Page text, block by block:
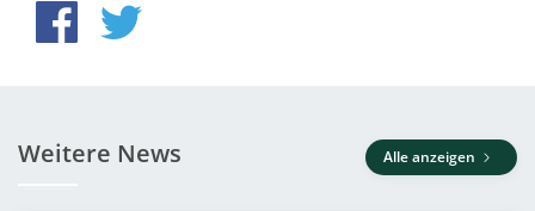
Weitere News Alle anzeigen